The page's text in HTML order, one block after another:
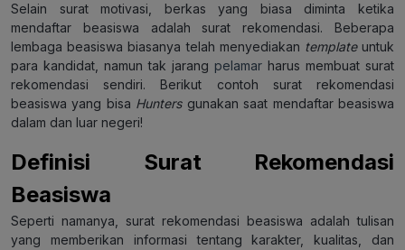
Selain surat motivasi, berkas yang biasa diminta ketika
mendaftar beasiswa adalah surat rekomendasi. Beberapa
lembaga beasiswa biasanya telah menyediakan template untuk
para kandidat, namun tak jarang pelamar harus membuat surat
rekomendasi sendiri. Berikut contoh surat rekomendasi
beasiswa yang bisa Hunters gunakan saat mendaftar beasiswa
dalam dan luar negeri!
Definisi Surat Rekomendasi
Beasiswa
Seperti namanya, surat rekomendasi beasiswa adalah tulisan
yang memberikan informasi tentang karakter, kualitas, dan